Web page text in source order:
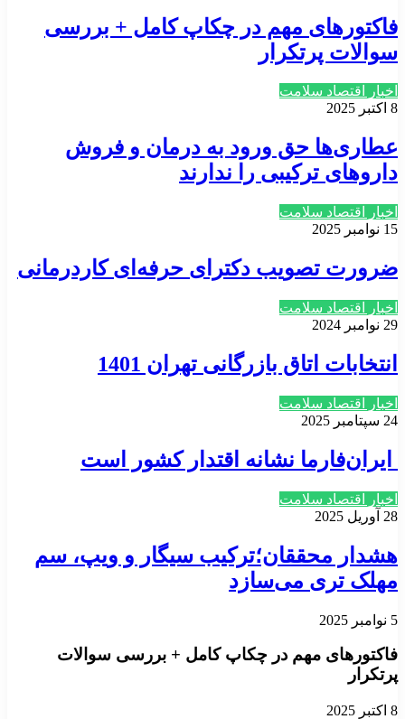
فاکتورهای مهم در چکاپ کامل + بررسی
سوالات پرتکرار
اخبار اقتصاد سلامت
8 اکتبر 2025
عطاری‌ها حق ورود به درمان و فروش
داروهای ترکیبی را ندارند
اخبار اقتصاد سلامت
15 نوامبر 2025
ضرورت تصویب دکترای حرفه‌ای کاردرمانی
اخبار اقتصاد سلامت
29 نوامبر 2024
انتخابات اتاق بازرگانی تهران 1401
اخبار اقتصاد سلامت
24 سپتامبر 2025
ایران‌فارما نشانه اقتدار کشور است
اخبار اقتصاد سلامت
28 آوریل 2025
هشدار محققان؛ترکیب سیگار و ویپ، سم
مهلک تری می‌سازد
5 نوامبر 2025
فاکتورهای مهم در چکاپ کامل + بررسی سوالات
پرتکرار
8 اکتبر 2025